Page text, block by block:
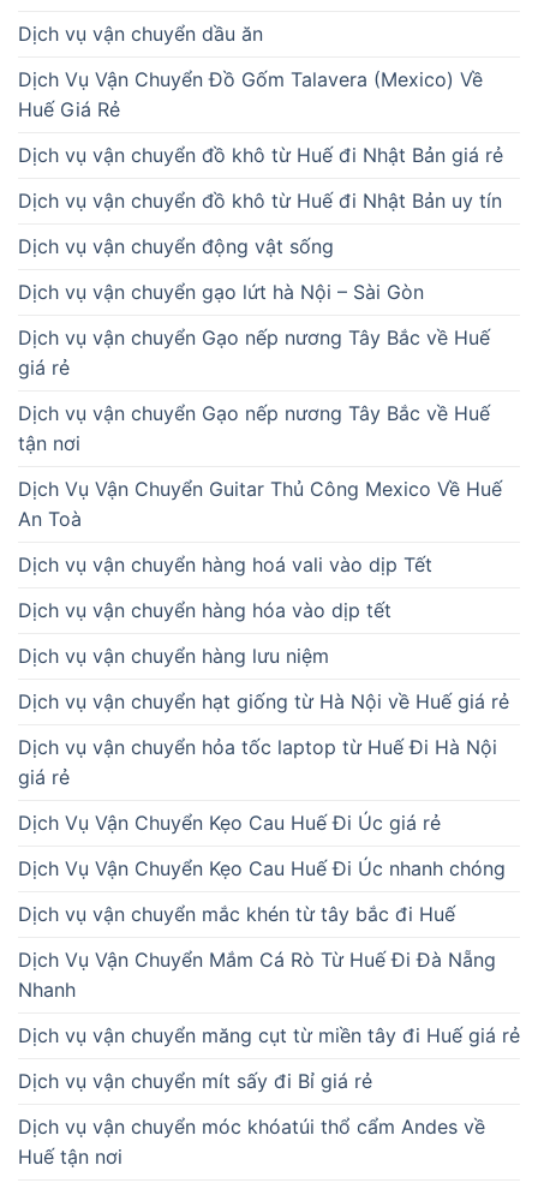
Dịch vụ vận chuyển dầu ăn
Dịch Vụ Vận Chuyển Đồ Gốm Talavera (Mexico) Về
Huế Giá Rẻ
Dịch vụ vận chuyển đồ khô từ Huế đi Nhật Bản giá rẻ
Dịch vụ vận chuyển đồ khô từ Huế đi Nhật Bản uy tín
Dịch vụ vận chuyển động vật sống
Dịch vụ vận chuyển gạo lứt hà Nội – Sài Gòn
Dịch vụ vận chuyển Gạo nếp nương Tây Bắc về Huế
giá rẻ
Dịch vụ vận chuyển Gạo nếp nương Tây Bắc về Huế
tận nơi
Dịch Vụ Vận Chuyển Guitar Thủ Công Mexico Về Huế
An Toà
Dịch vụ vận chuyển hàng hoá vali vào dịp Tết
Dịch vụ vận chuyển hàng hóa vào dịp tết
Dịch vụ vận chuyển hàng lưu niệm
Dịch vụ vận chuyển hạt giống từ Hà Nội về Huế giá rẻ
Dịch vụ vận chuyển hỏa tốc laptop từ Huế Đi Hà Nội
giá rẻ
Dịch Vụ Vận Chuyển Kẹo Cau Huế Đi Úc giá rẻ
Dịch Vụ Vận Chuyển Kẹo Cau Huế Đi Úc nhanh chóng
Dịch vụ vận chuyển mắc khén từ tây bắc đi Huế
Dịch Vụ Vận Chuyển Mắm Cá Rò Từ Huế Đi Đà Nẵng
Nhanh
Dịch vụ vận chuyển măng cụt từ miền tây đi Huế giá rẻ
Dịch vụ vận chuyển mít sấy đi Bỉ giá rẻ
Dịch vụ vận chuyển móc khóatúi thổ cẩm Andes về
Huế tận nơi